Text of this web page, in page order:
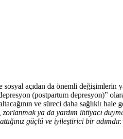
açıdan da önemli değişimlerin
(postpartum depresyon)”
ve süreci daha sağlıklı hale
ya da yardım ihtiyacı
güçlü ve iyileştirici bir